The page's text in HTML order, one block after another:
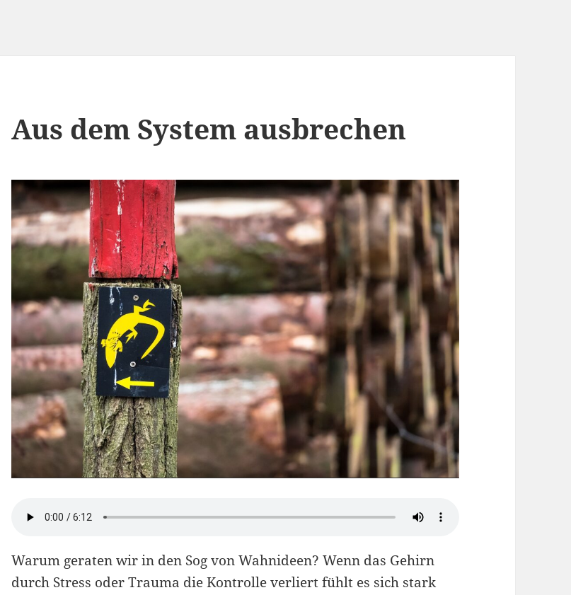
Aus dem System ausbrechen
Warum geraten wir in den Sog von Wahnideen? Wenn das Gehirn
durch Stress oder Trauma die Kontrolle verliert fühlt es sich stark